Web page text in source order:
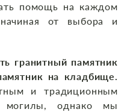
помощь на каждом
от выбора и
гранитный памятник
на кладбище.
и традиционным
могилы, однако мы